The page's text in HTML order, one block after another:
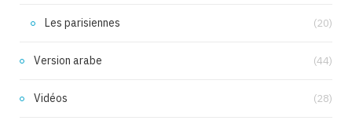
Les parisiennes (20)
Version arabe (44)
Vidéos (28)